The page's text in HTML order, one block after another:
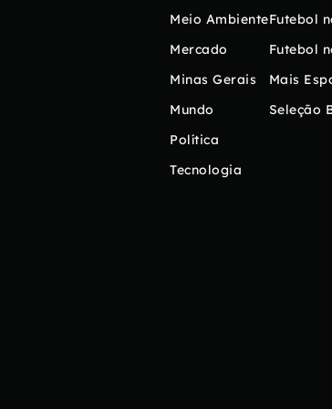
Meio Ambiente
Mercado
Minas Gerais
Mundo
Política
Tecnologia
Futebol
Futebol
Mais
Seleção